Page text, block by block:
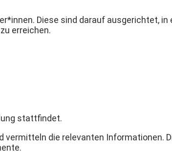
Diese sind darauf ausgerichtet, in
erreichen.
stattfindet.
die relevanten Informationen.